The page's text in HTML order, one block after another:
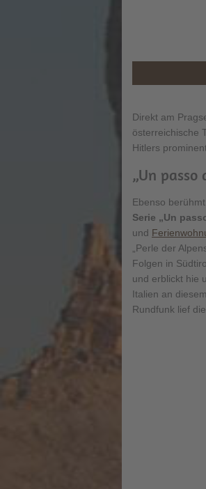
Direkt am
österreichische
Hitlers
„Un passo
Ebenso
Serie „Un
und
„Perle der
Folgen in
und erblickt hie
Italien an
Rundfunk lief